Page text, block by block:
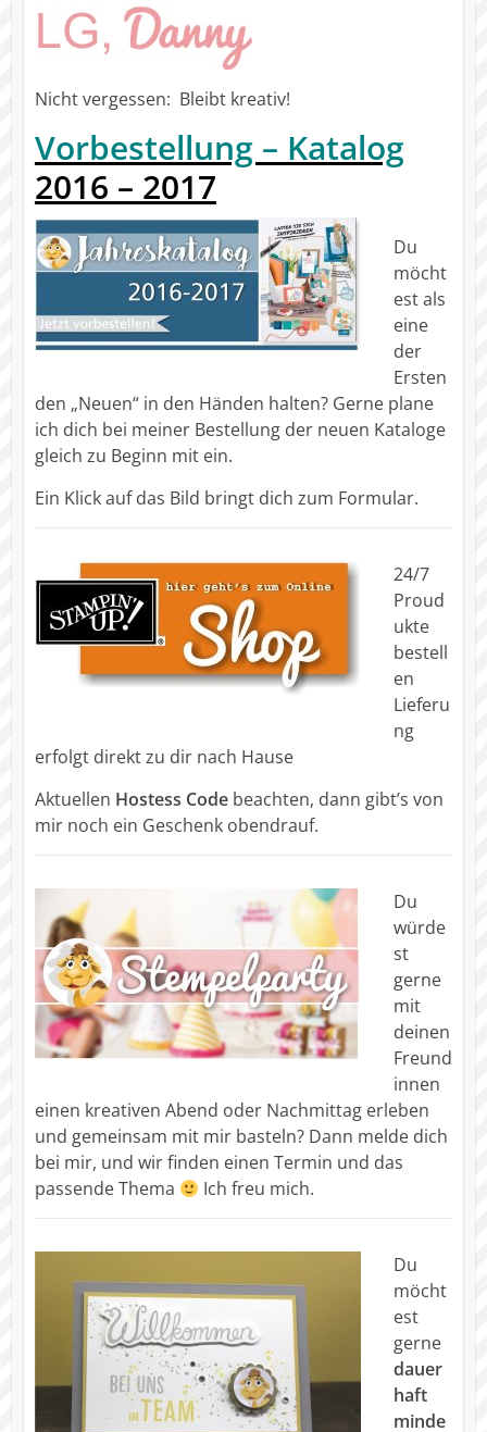
Nicht vergessen: Bleibt kreativ!
Vorbestellung – Katalog
2016 – 2017
Du
möcht
est als
eine
der
Ersten
den „Neuen“ in den Händen halten? Gerne plane
ich dich bei meiner Bestellung der neuen Kataloge
gleich zu Beginn mit ein.
Ein Klick auf das Bild bringt dich zum Formular.
24/7
Proud
ukte
bestell
en
Lieferu
ng
erfolgt direkt zu dir nach Hause
Aktuellen Hostess Codebeachten, dann gibt’s von
mir noch ein Geschenk obendrauf.
Du
würde
st
gerne
mit
deinen
Freund
innen
einen kreativen Abend oder Nachmittag erleben
und gemeinsam mit mir basteln? Dann melde dich
bei mir, und wir finden einen Termin und das
passende Thema
Ich freu mich.
Du
möcht
est
gerne
dauer
haft
minde